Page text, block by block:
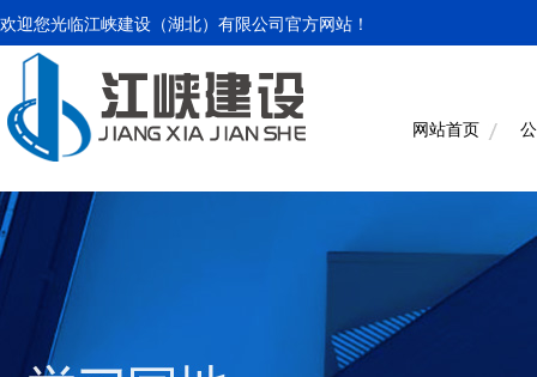
欢迎您光临江峡建设（湖北）有限公司官方网站！
网站首页